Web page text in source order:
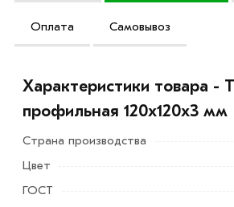
Оплата Самовывоз
Характеристики товара -
профильная 120х120х3 мм
Страна производства
Цвет
ГОСТ